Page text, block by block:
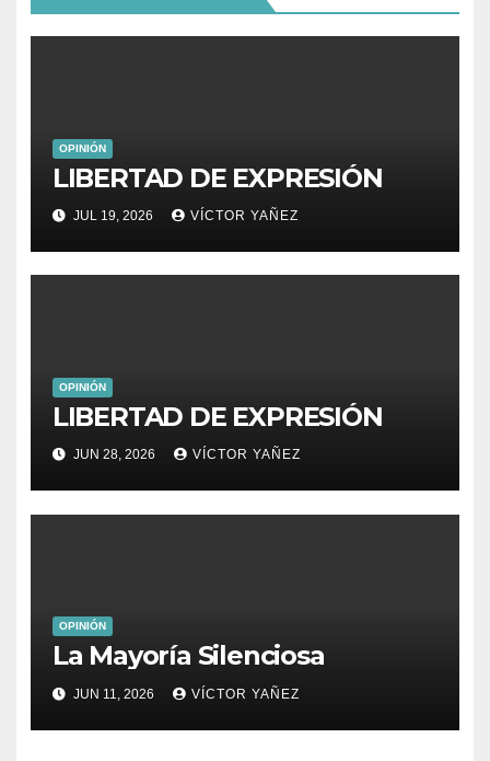
OPINIÓN
LIBERTAD DE EXPRESIÓN
JUL 19, 2026 VÍCTOR YAÑEZ
OPINIÓN
LIBERTAD DE EXPRESIÓN
JUN 28, 2026 VÍCTOR YAÑEZ
OPINIÓN
La Mayoría Silenciosa
JUN 11, 2026 VÍCTOR YAÑEZ